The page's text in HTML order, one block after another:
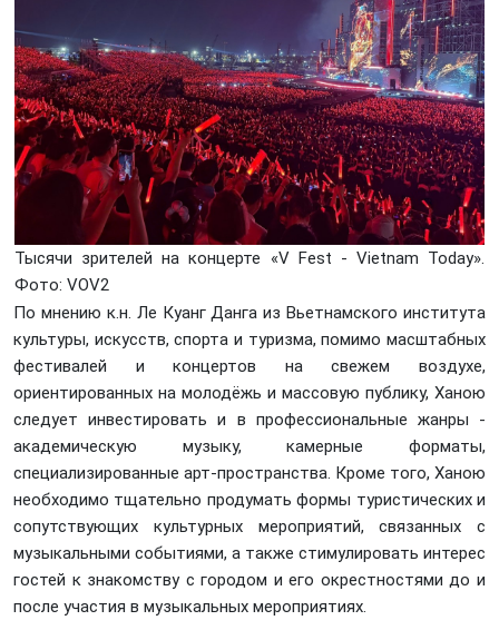
Тысячи зрителей на концерте «V Fest - Vietnam Today».
Фото: VOV2
По мнению к.н. Ле Куанг Данга из Вьетнамского института
культуры, искусств, спорта и туризма, помимо масштабных
фестивалей и концертов на свежем воздухе,
ориентированных на молодёжь и массовую публику, Ханою
следует инвестировать и в профессиональные жанры -
академическую музыку, камерные форматы,
специализированные арт-пространства. Кроме того, Ханою
необходимо тщательно продумать формы туристических и
сопутствующих культурных мероприятий, связанных с
музыкальными событиями, а также стимулировать интерес
гостей к знакомству с городом и его окрестностями до и
после участия в музыкальных мероприятиях.